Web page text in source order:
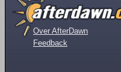
Over AfterDawn
Feedback